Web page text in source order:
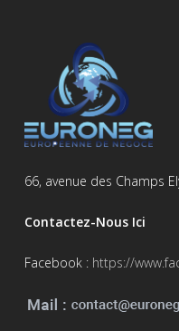
66, avenue des Champs
Contactez-Nous Ici
Facebook : https://